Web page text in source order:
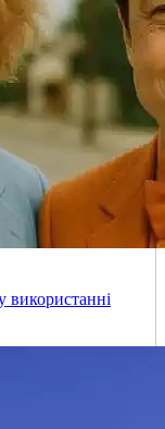
використанні